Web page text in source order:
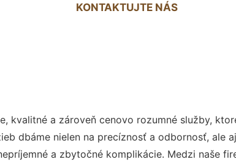
KONTAKTUJTE NÁS
kvalitné a zároveň cenovo rozumné služby,
dbáme nielen na precíznosť a odbornosť, ale
a zbytočné komplikácie. Medzi naše